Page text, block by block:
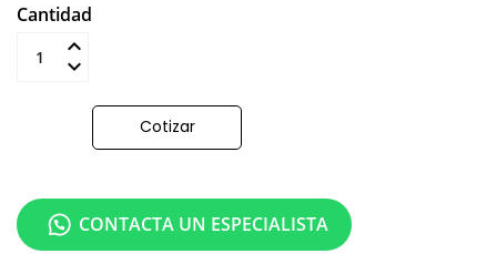
Cantidad
Cotizar
CONTACTA UN ESPECIALISTA